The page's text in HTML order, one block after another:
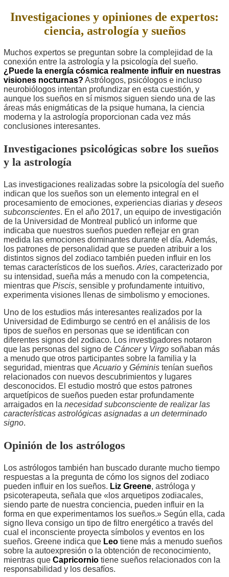
Investigaciones y opiniones de expertos:
ciencia, astrología y sueños
Muchos expertos se preguntan sobre la complejidad de la
conexión entre la astrología y la psicología del sueño.
¿Puede la energía cósmica realmente influir en nuestras
visiones nocturnas? Astrólogos, psicólogos e incluso
neurobiólogos intentan profundizar en esta cuestión, y
aunque los sueños en sí mismos siguen siendo una de las
áreas más enigmáticas de la psique humana, la ciencia
moderna y la astrología proporcionan cada vez más
conclusiones interesantes.
Investigaciones psicológicas sobre los sueños
y la astrología
Las investigaciones realizadas sobre la psicología del sueño
indican que los sueños son un elemento integral en el
procesamiento de emociones, experiencias diarias y deseos
subconscientes. En el año 2017, un equipo de investigación
de la Universidad de Montreal publicó un informe que
indicaba que nuestros sueños pueden reflejar en gran
medida las emociones dominantes durante el día. Además,
los patrones de personalidad que se pueden atribuir a los
distintos signos del zodiaco también pueden influir en los
temas característicos de los sueños. Aries, caracterizado por
su intensidad, sueña más a menudo con la competencia,
mientras que Piscis, sensible y profundamente intuitivo,
experimenta visiones llenas de simbolismo y emociones.
Uno de los estudios más interesantes realizados por la
Universidad de Edimburgo se centró en el análisis de los
tipos de sueños en personas que se identifican con
diferentes signos del zodiaco. Los investigadores notaron
que las personas del signo de Cáncery Virgo soñaban más
a menudo que otros participantes sobre la familia y la
seguridad, mientras que Acuario y Géminis tenían sueños
relacionados con nuevos descubrimientos y lugares
desconocidos. El estudio mostró que estos patrones
arquetípicos de sueños pueden estar profundamente
arraigados en la necesidad subconsciente de realizar las
características astrológicas asignadas a un determinado
signo.
Opinión de los astrólogos
Los astrólogos también han buscado durante mucho tiempo
respuestas a la pregunta de cómo los signos del zodiaco
pueden influir en los sueños. Liz Greene, astróloga y
psicoterapeuta, señala que «los arquetipos zodiacales,
siendo parte de nuestra conciencia, pueden influir en la
forma en que experimentamos los sueños.» Según ella, cada
signo lleva consigo un tipo de filtro energético a través del
cual el inconsciente proyecta símbolos y eventos en los
sueños. Greene indica que Leo tiene más a menudo sueños
sobre la autoexpresión o la obtención de reconocimiento,
mientras que Capricornio tiene sueños relacionados con la
responsabilidad y los desafíos.